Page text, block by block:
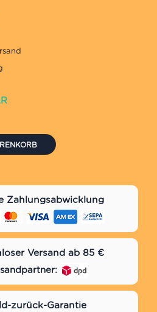
€.
Zahlungsabwicklung
Versand ab 85 €
zurück-Garantie